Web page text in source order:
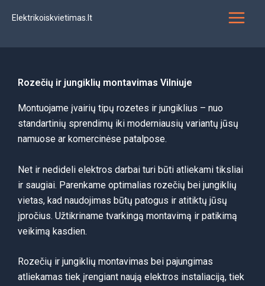
prieElektrikoiskvietimas.lt
Rozečių ir jungiklių montavimas Vilniuje
Montuojame įvairių tipų rozetes ir jungiklius – nuo
standartinių sprendimų iki moderniausių variantų jūsų
namuose ar komercinėse patalpose.
Net ir nedideli elektros darbai turi būti atliekami tiksliai
ir saugiai. Parenkame optimalias rozečių bei jungiklių
vietas, kad naudojimas būtų patogus ir atitiktų jūsų
įpročius. Užtikriname tvarkingą montavimą ir patikimą
veikimą kasdien.
Rozečių ir jungiklių montavimas bei pajungimas
atliekamas tiek įrengiant naują elektros instaliaciją, tiek